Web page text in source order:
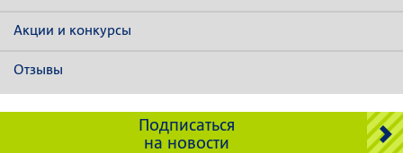
Акции и конкурсы
Отзывы
Подписаться
на новости